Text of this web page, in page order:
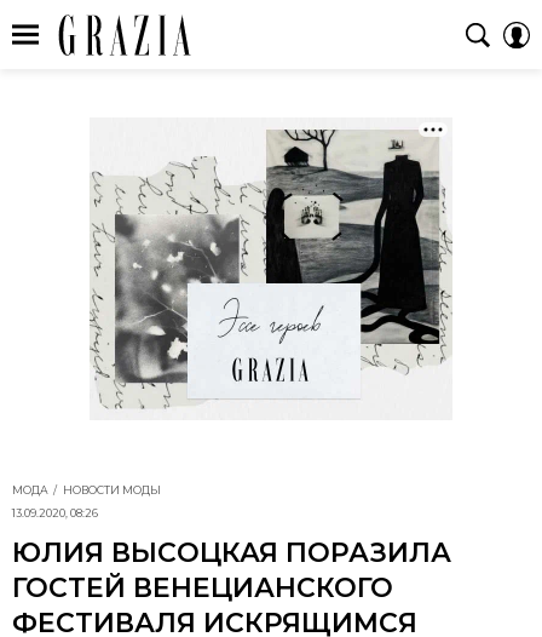
МОДА
НОВОСТИ МОДЫ
13.09.2020, 08:26
ЮЛИЯ ВЫСОЦКАЯ ПОРАЗИЛА
ГОСТЕЙ ВЕНЕЦИАНСКОГО
ФЕСТИВАЛЯ ИСКРЯЩИМСЯ